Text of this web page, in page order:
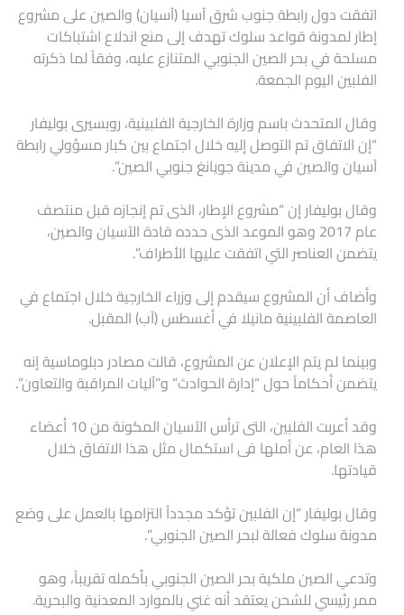
اتفقت دول رابطة جنوب شرق آسيا (آسيان) والصين على مشروع
إطار لمدونة قواعد سلوك تهدف إلى منع اندلاع اشتباكات
مسلحة في بحر الصين الجنوبي المتنازع عليه، وفقاً لما ذكرته
الفلبين اليوم الجمعة.
وقال المتحدث باسم وزارة الخارجية الفلبينية، روبسيرى بوليفار
“إن الاتفاق تم التوصل إليه خلال اجتماع بين كبار مسؤولي رابطة
آسيان والصين في مدينة جويانغ جنوبي الصين”.
وقال بوليفار إن “مشروع الإطار، الذى تم إنجازه قبل منتصف
عام 2017 وهو الموعد الذى حدده قادة الآسيان والصين،
يتضمن العناصر التي اتفقت عليها الأطراف”.
وأضاف أن المشروع سيقدم إلى وزراء الخارجية خلال اجتماع في
العاصمة الفلبينية مانيلا في أغسطس (آب) المقبل.
وبينما لم يتم الإعلان عن المشروع، قالت مصادر دبلوماسية إنه
يتضمن أحكاماً حول “إدارة الحوادث” و”آليات المراقبة والتعاون”.
وقد أعربت الفلبين، التى ترأس الآسيان المكونة من 10 أعضاء
هذا العام، عن أملها فى استكمال مثل هذا الاتفاق خلال
قيادتها.
وقال بوليفار “إن الفلبين تؤكد مجدداً التزامها بالعمل على وضع
مدونة سلوك فعالة لبحر الصين الجنوبي”.
وتدعي الصين ملكية بحر الصين الجنوبي بأكمله تقريباً، وهو
ممر رئيسي للشحن يعتقد أنه غني بالموارد المعدنية والبحرية.